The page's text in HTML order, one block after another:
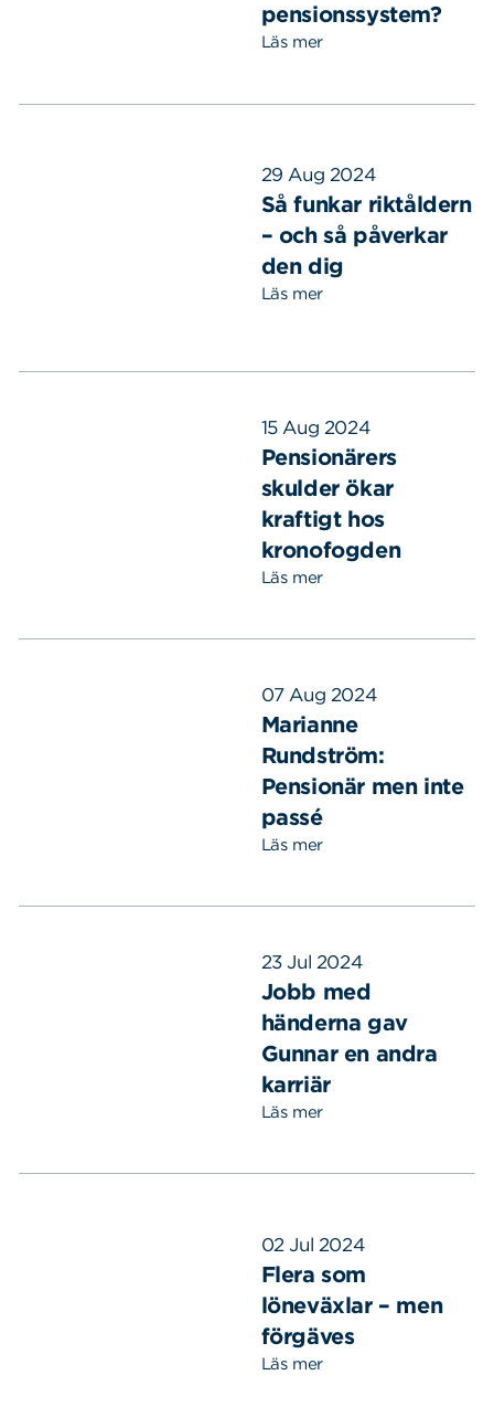
pensionssystem?
Läs mer
29 Aug 2024
Så funkar riktåldern
– och så påverkar
den dig
Läs mer
15 Aug 2024
Pensionärers
skulder ökar
kraftigt hos
kronofogden
Läs mer
07 Aug 2024
Marianne
Rundström:
Pensionär men inte
passé
Läs mer
23 Jul 2024
Jobb med
händerna gav
Gunnar en andra
karriär
Läs mer
02 Jul 2024
Flera som
löneväxlar – men
förgäves
Läs mer